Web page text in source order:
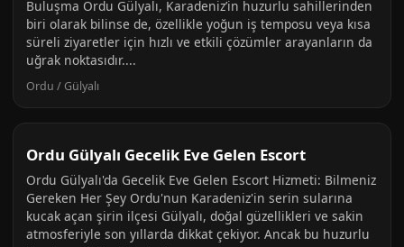
Buluşma Ordu Gülyalı, Karadeniz’in huzurlu sahillerinden
biri olarak bilinse de, özellikle yoğun iş temposu veya kısa
süreli ziyaretler için hızlı ve etkili çözümler arayanların da
uğrak noktasıdır....
Ordu / Gülyalı
Ordu Gülyalı Gecelik Eve Gelen Escort
Ordu Gülyalı'da Gecelik Eve Gelen Escort Hizmeti: Bilmeniz
Gereken Her Şey Ordu'nun Karadeniz'in serin sularına
kucak açan şirin ilçesi Gülyalı, doğal güzellikleri ve sakin
atmosferiyle son yıllarda dikkat çekiyor. Ancak bu huzurlu